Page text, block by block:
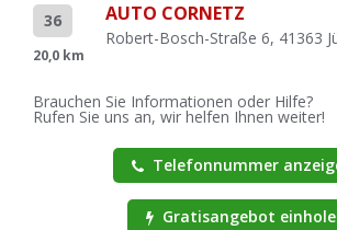
36
20,0 km
AUTO CORNETZ
Robert-Bosch-Straße 6, 41363
Brauchen Sie Informationen oder Hilfe?
Rufen Sie uns an, wir helfen Ihnen weiter!
Telefonnummer
Gratisangebot